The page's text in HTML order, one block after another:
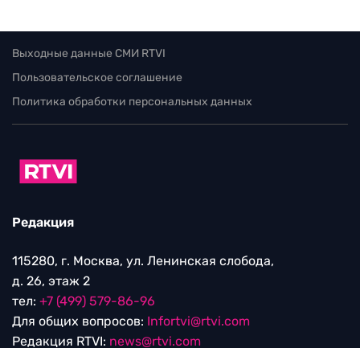
Выходные данные СМИ RTVI
Пользовательское соглашение
Политика обработки персональных данных
Редакция
115280, г. Москва, ул. Ленинская слобода,
д. 26, этаж 2
тел: +7 (499) 579-86-96
Для общих вопросов: Infortvi@rtvi.com
Редакция RTVI: news@rtvi.com